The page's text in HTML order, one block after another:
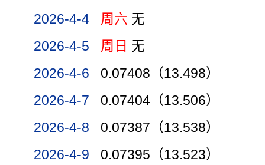
2026-4-4
周六 无
2026-4-5
周日 无
2026-4-6
0.07408（13.498）
2026-4-7
0.07404（13.506）
2026-4-8
0.07387（13.538）
2026-4-9
0.07395（13.523）